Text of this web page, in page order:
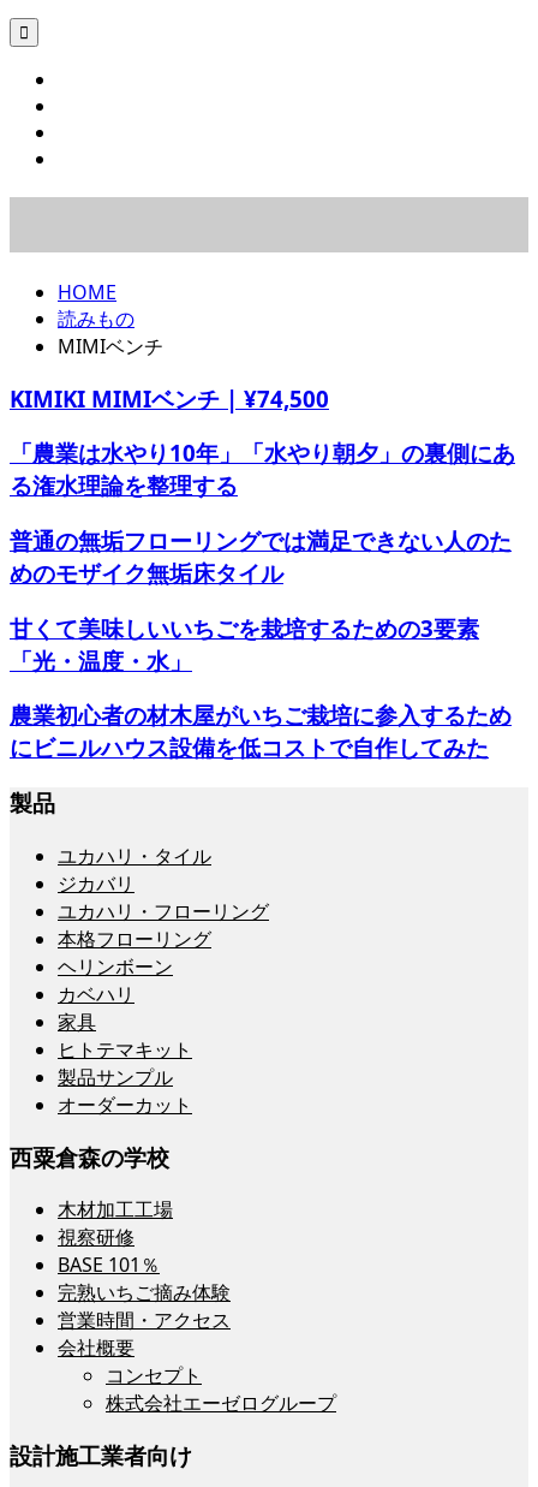

HOME
読みもの
MIMIベンチ
KIMIKI MIMIベンチ | ¥74,500
「農業は水やり10年」「水やり朝夕」の裏側にあ
る潅水理論を整理する
普通の無垢フローリングでは満足できない人のた
めのモザイク無垢床タイル
甘くて美味しいいちごを栽培するための3要素
「光・温度・水」
農業初心者の材木屋がいちご栽培に参入するため
にビニルハウス設備を低コストで自作してみた
製品
ユカハリ・タイル
ジカバリ
ユカハリ・フローリング
本格フローリング
ヘリンボーン
カベハリ
家具
ヒトテマキット
製品サンプル
オーダーカット
西粟倉森の学校
木材加工工場
視察研修
BASE 101％
完熟いちご摘み体験
営業時間・アクセス
会社概要
コンセプト
株式会社エーゼログループ
設計施工業者向け